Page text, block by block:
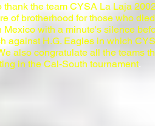
thank the team CYSA La Laja
of brotherhood for those who
Mexico with a minute's silence
against H.G. Eagles in which
also congratulate all the teams
in the Cal-South tournament.